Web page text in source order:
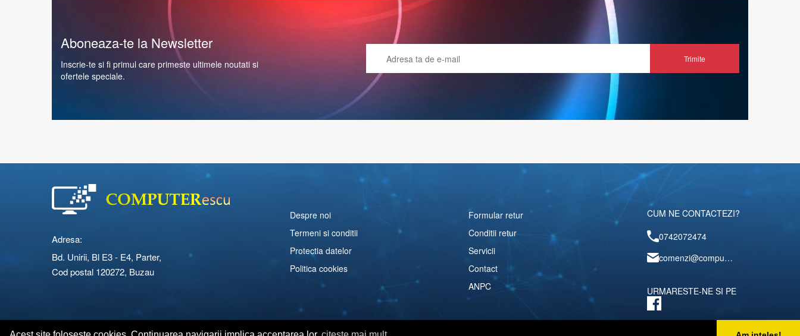
Aboneaza-te la Newsletter
Inscrie-te si fi primul care primeste ultimele noutati si
ofertele speciale.
Trimite
Adresa:
Bd. Unirii, Bl E3 - E4, Parter,
Cod postal 120272, Buzau
Despre noi
Termeni si conditii
Protectia datelor
Politica cookies
Formular retur
Conditii retur
Servicii
Contact
ANPC
CUM NE CONTACTEZI?
0742072474
comenzi@computerescu.ro
URMARESTE-NE SI PE
Copyright © 2026 Computerescu.ro. All rights reserved